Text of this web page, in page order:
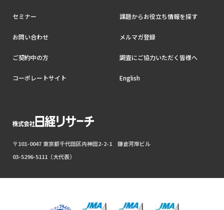
セミナー 課題からお役立ち情報を探す
お問い合わせ メルマガ登録
ご契約中の方 調査にご協力いただく皆様へ
コーポレートサイト English
〒101-0047 東京都千代田区内神田2-2-1 鎌倉河岸ビル
03-5296-5111（大代表）